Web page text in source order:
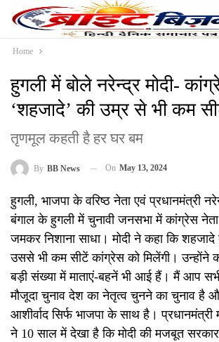
Home
हुगली में बोले नरेन्द्र मोदी-
‘शहजादे’ की उम्र से भी कम
तृणमूल कहती है हर घर बम
By BB News On May 13, 2024
हुगली, भाजपा के वरिष्ठ नेता एवं प्रधानमंत्री
बंगाल के हुगली में चुनावी जनसभा में कांग्रेस नेता
जमकर निशाना साधा। मोदी ने कहा कि
उससे भी कम सीटें कांग्रेस को मिलेंगी। उन्होंने
बड़ी संख्या में माताएं-बहनें भी आई हैं। मैं आप
मौजूदा चुनाव देश का नेतृत्व चुनने का चुनाव है
आशीर्वाद सिर्फ भाजपा के साथ है। प्रधानमंत्री
ने 10 साल में देखा है कि मोदी की मजबूत